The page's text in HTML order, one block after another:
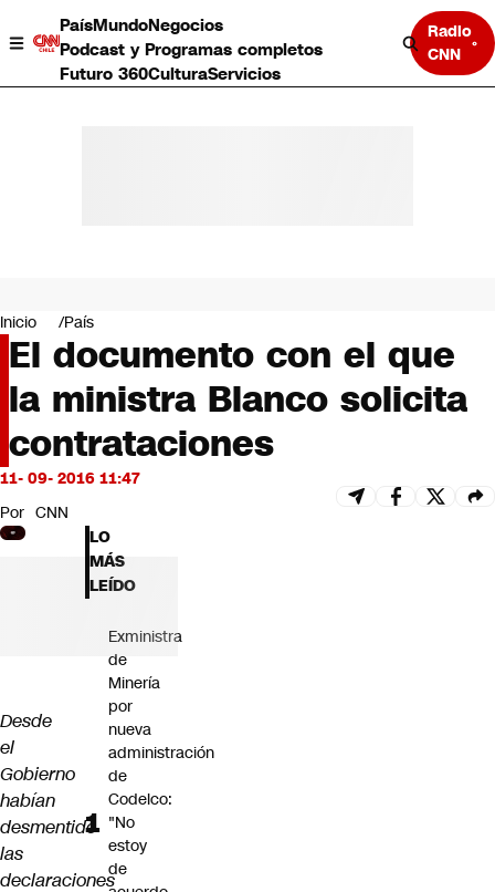
PaísMundoNegocios
Podcast y Programas completos
Futuro 360CulturaServicios
Radio
CNN
Negocios
Deportes
Programas completos
Cultura
Servicios
Bits
CNN tiempo
Futuro 360
Opinión
Inicio País
El documento con el que
la ministra Blanco solicita
contrataciones
11- 09- 2016 11:47
Por CNN
Desde
el
Gobierno
habían
desmentido
las
declaraciones
LO
MÁS
LEÍDO
Exministra
de
Minería
por
nueva
administración
de
Codelco:
"No
estoy
de